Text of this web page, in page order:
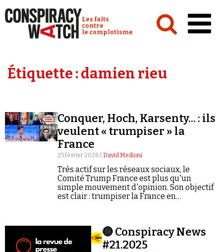
Conspiracy Watch :
Les faits
contre
le complotisme
Analyses
Vidéos
Émissions
Revues de presse
Étiquette :damien rieu
Conquer, Hoch, Karsenty... : ils
veulent « trumpiser » la
France
25 février 2026 | David Medioni
Très actif sur les réseaux sociaux, le
Comité Trump France est plus qu'un
simple mouvement d'opinion. Son objectif
est clair : trumpiser la France en
🔴 Conspiracy News
#21.2025